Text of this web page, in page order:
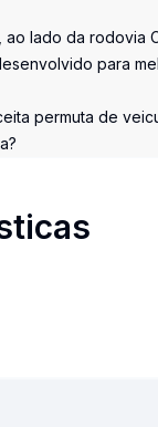
ao lado da rodovia
para
permuta de